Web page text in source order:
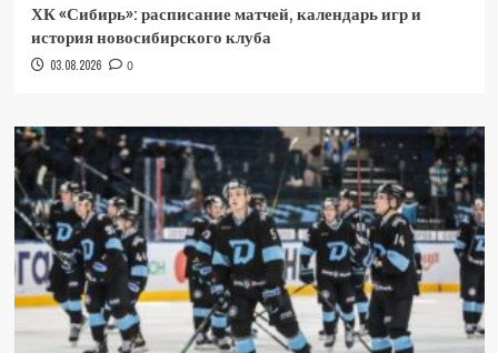
ХК «Сибирь»: расписание матчей, календарь игр и
история новосибирского клуба
03.08.2026 0